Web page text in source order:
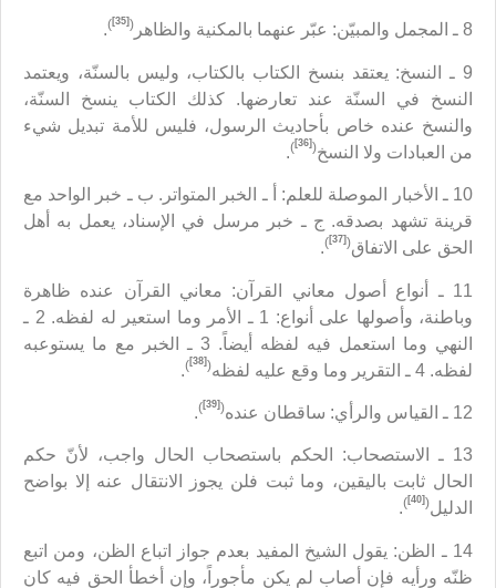
8 ـ المجمل والمبيّن: عبّر عنهما بالمكنية والظاهر (
[35]
)
.
9 ـ النسخ: يعتقد بنسخ الكتاب بالكتاب، وليس بالسنّة، ويعتمد
النسخ في السنّة عند تعارضها. كذلك الكتاب ينسخ السنّة،
والنسخ عنده خاص بأحاديث الرسول، فليس للأمة تبديل شيء
من العبادات ولا النسخ(
[36]
)
.
10 ـ الأخبار الموصلة للعلم: أ ـ الخبر المتواتر. ب ـ خبر الواحد مع
قرينة تشهد بصدقه. ج ـ خبر مرسل في الإسناد، يعمل به أهل
الحق على الاتفاق(
[37]
)
.
11 ـ أنواع أصول معاني القرآن: معاني القرآن عنده ظاهرة
وباطنة، وأصولها على أنواع: 1 ـ الأمر وما استعير له لفظه. 2 ـ
النهي وما استعمل فيه لفظه أيضاً. 3 ـ الخبر مع ما يستوعبه
لفظه. 4 ـ التقرير وما وقع عليه لفظه
(
[38]
)
.
12 ـ القياس والرأي: ساقطان عنده (
[39]
)
.
13 ـ الاستصحاب: الحكم باستصحاب الحال واجب، لأنّ حكم
الحال ثابت باليقين، وما ثبت فلن يجوز الانتقال عنه إلا بواضح
الدليل(
[40]
)
.
14 ـ الظن: يقول الشيخ المفيد بعدم جواز اتباع الظن، ومن اتبع
ظنّه ورأيه فإن أصاب لم يكن مأجوراً، وإن أخطأ الحق فيه كان